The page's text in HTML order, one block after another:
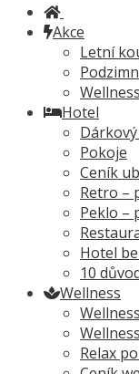
Akce
Letní
Hotel
Pokoje
Ceník
Retro –
Peklo –
Hotel
10
Wellness
Relax